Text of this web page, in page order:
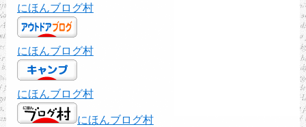
にほんブログ村
にほんブログ村
にほんブログ村
にほんブログ村